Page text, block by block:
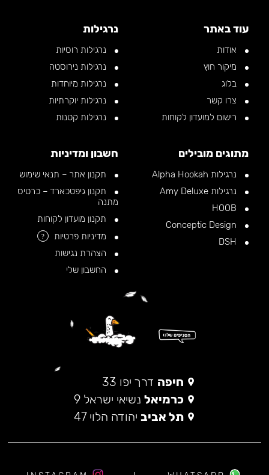
עוד באתר
אודות
מיקור חוץ
בלוג
צרו קשר
רישום למועדון לקוחות
נרגילות
נרגילות רוסיות
נרגילות נירוסטה
נרגילות מיוחדות
נרגילות יוקרתיות
נרגילות קטנות
מתוגים מובילים
נרגילות Alpha Hookah
נרגילות Amy Deluxe
חשבון ומדיניות
תקנון אתר – תנאי שימוש
תקנון גיפטכארד – כרטיס
מתנה
תקנון מועדון לקוחות
מדיניות פרטיות
?
הצהרת נגישות
החשבון שלי
חיפה דרך יפו 33
כרמיאל נשיאי ישראל 9
תל אביב יהודה הלוי 47